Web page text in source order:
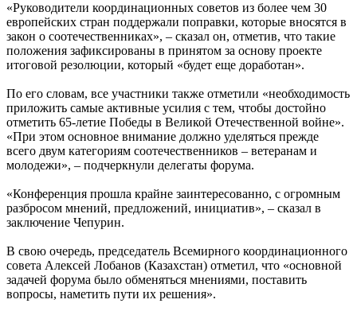
«Руководители координационных советов из более чем 30
европейских стран поддержали поправки, которые вносятся в
закон о соотечественниках», – сказал он, отметив, что такие
положения зафиксированы в принятом за основу проекте
итоговой резолюции, который «будет еще доработан».
По его словам, все участники также отметили «необходимость
приложить самые активные усилия с тем, чтобы достойно
отметить 65-летие Победы в Великой Отечественной войне».
«При этом основное внимание должно уделяться прежде
всего двум категориям соотечественников – ветеранам и
молодежи», – подчеркнули делегаты форума.
«Конференция прошла крайне заинтересованно, с огромным
разбросом мнений, предложений, инициатив», – сказал в
заключение Чепурин.
В свою очередь, председатель Всемирного координационного
совета Алексей Лобанов (Казахстан) отметил, что «основной
задачей форума было обменяться мнениями, поставить
вопросы, наметить пути их решения».